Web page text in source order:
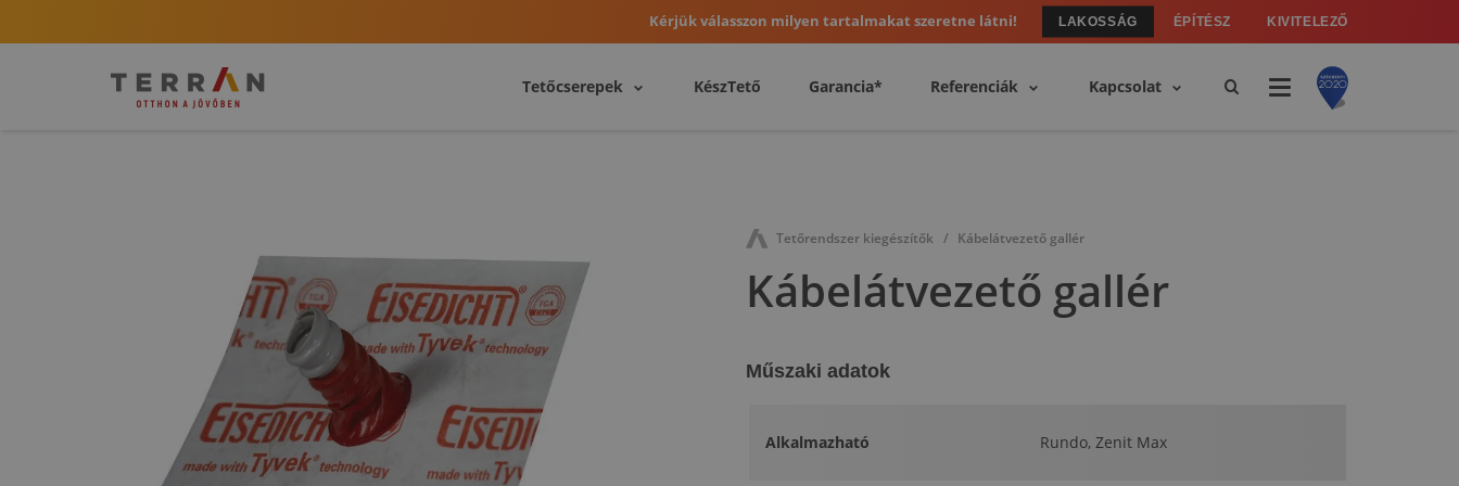
Kérjük válasszon milyen tartalmakat szeretne látni! LAKOSSÁG ÉPÍTÉSZ KIVITELEZŐ
Tetőcserepek KészTető Garancia* Referenciák Kapcsolat
Tetőrendszer kiegészítők Kábelátvezető gallér
Kábelátvezető gallér
Műszaki adatok
Alkalmazható Rundo, Zenit Max